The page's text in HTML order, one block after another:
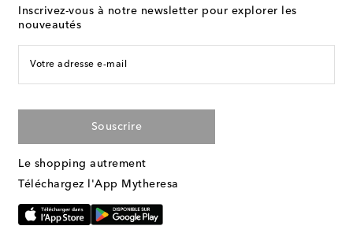
Inscrivez-vous à notre newsletter pour explorer les
nouveautés
Votre adresse e-mail
Souscrire
Le shopping autrement
Téléchargez l'App Mytheresa